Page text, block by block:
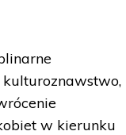
kulturoznawstwo,
w kierunku